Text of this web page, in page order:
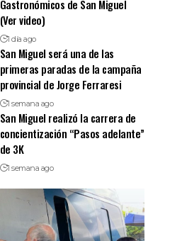
Gastronómicos de San Miguel
(Ver video)
1 día ago
San Miguel será una de las
primeras paradas de la campaña
provincial de Jorge Ferraresi
1 semana ago
San Miguel realizó la carrera de
concientización “Pasos adelante”
de 3K
1 semana ago